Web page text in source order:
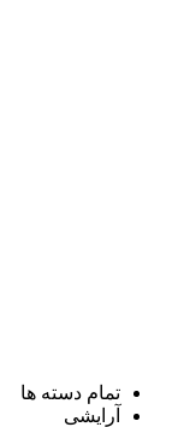
تمام دسته ها
آرایشی